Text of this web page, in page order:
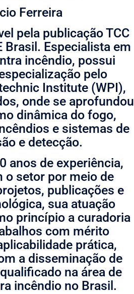
Ferreira
pela publicação TCC
Brasil. Especialista em
incêndio, possui
pelo
Institute (WPI),
onde se aprofundou
dinâmica do fogo,
e sistemas de
e detecção.
anos de experiência,
o setor por meio de
publicações e
sua atuação
princípio a curadoria
com mérito
prática,
a disseminação de
na área de
incêndio no Brasil.